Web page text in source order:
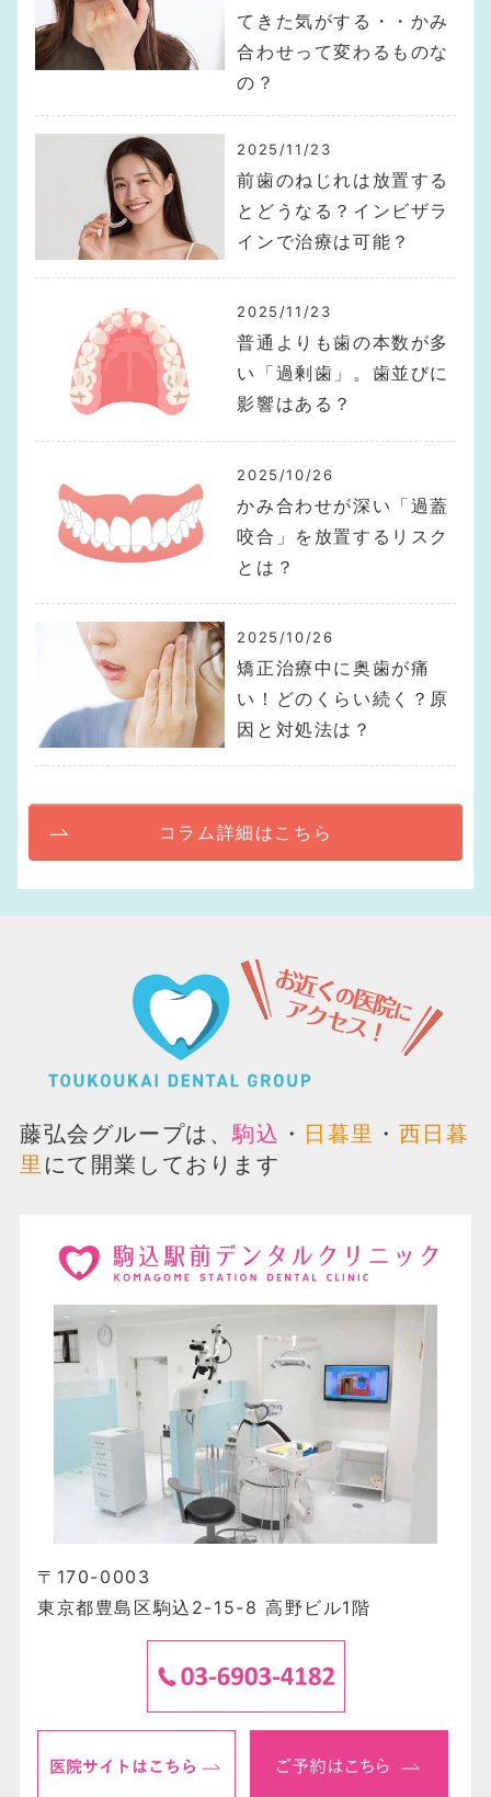
てきた気がする・・かみ
合わせって変わるものな
の？
2025/11/23
前歯のねじれは放置する
とどうなる？インビザラ
インで治療は可能？
2025/11/23
普通よりも歯の本数が多
い「過剰歯」。歯並びに
影響はある？
2025/10/26
かみ合わせが深い「過蓋
咬合」を放置するリスク
とは？
2025/10/26
矯正治療中に奥歯が痛
い！どのくらい続く？原
因と対処法は？
コラム詳細はこちら
藤弘会グループは、駒込 ・ 日暮里 ・ 西日暮
里 にて開業しております
〒170-0003
東京都豊島区駒込2-15-8 高野ビル1階